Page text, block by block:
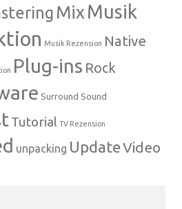
Mix Musik
Musik Rezension Native
Plug-ins Rock
Surround Sound
Tutorial TV Rezension
unpacking UpdateVideo